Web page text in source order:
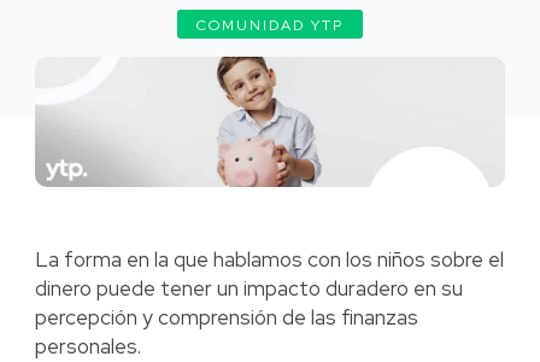
COMUNIDAD YTP
La forma en la que hablamos con los niños sobre el
dinero puede tener un impacto duradero en su
percepción y comprensión de las finanzas
personales.